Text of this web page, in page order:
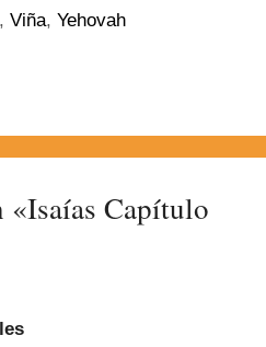
,Viña,Yehovah
«Isaías Capítulo